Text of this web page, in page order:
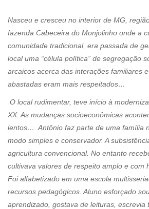
Nasceu e cresceu no interior de MG,
fazenda Cabeceira do Monjolinho onde a
comunidade tradicional, era passada de
local uma “célula política” de segregação
arcaicos acerca das interações familiares
abastadas eram mais respeitados…
O local rudimentar, teve início à
XX. As mudanças socioeconômicas
lentos… Antônio faz parte de uma família
modo simples e conservador. A
agricultura convencional. No entanto
cultivava valores de respeito amplo e com
Foi alfabetizado em uma escola
recursos pedagógicos. Aluno esforçado
aprendizado, gostava de leituras, escrevia